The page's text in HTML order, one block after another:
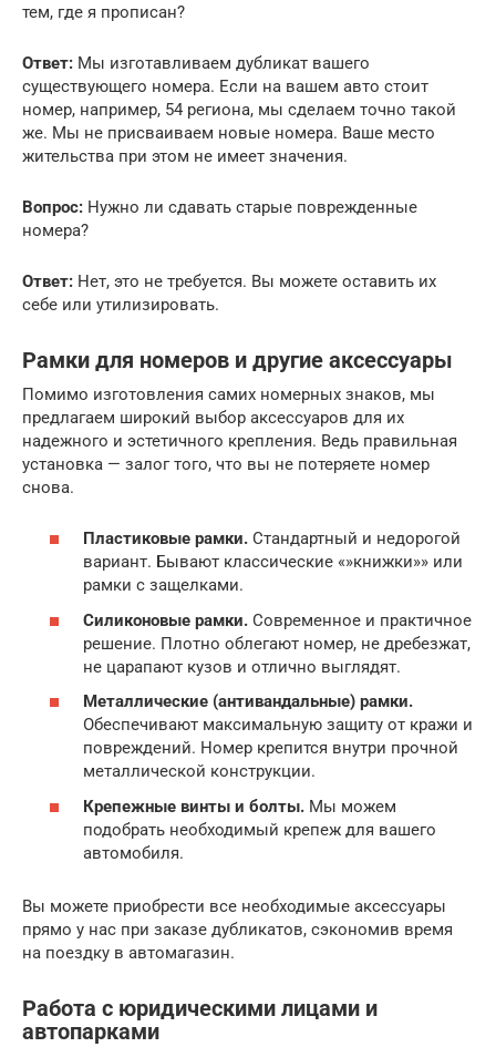
тем, где я прописан?
Ответ: Мы изготавливаем дубликат вашего
существующего номера. Если на вашем авто стоит
номер, например, 54 региона, мы сделаем точно такой
же. Мы не присваиваем новые номера. Ваше место
жительства при этом не имеет значения.
Вопрос: Нужно ли сдавать старые поврежденные
номера?
Ответ: Нет, это не требуется. Вы можете оставить их
себе или утилизировать.
Рамки для номеров и другие аксессуары
Помимо изготовления самих номерных знаков, мы
предлагаем широкий выбор аксессуаров для их
надежного и эстетичного крепления. Ведь правильная
установка — залог того, что вы не потеряете номер
снова.
Пластиковые рамки. Стандартный и недорогой
вариант. Бывают классические «»книжки»» или
рамки с защелками.
Силиконовые рамки. Современное и практичное
решение. Плотно облегают номер, не дребезжат,
не царапают кузов и отлично выглядят.
Металлические (антивандальные) рамки.
Обеспечивают максимальную защиту от кражи и
повреждений. Номер крепится внутри прочной
металлической конструкции.
Крепежные винты и болты. Мы можем
подобрать необходимый крепеж для вашего
автомобиля.
Вы можете приобрести все необходимые аксессуары
прямо у нас при заказе дубликатов, сэкономив время
на поездку в автомагазин.
Работа с юридическими лицами и
автопарками